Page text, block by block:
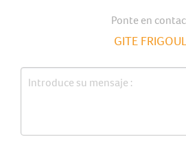
Ponte en
GITE